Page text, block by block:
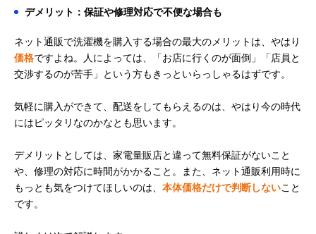
デメリット：保証や修理対応で不便な場合も
ネット通販で洗濯機を購入する場合の最大のメリットは、やはり
価格ですよね。人によっては、「お店に行くのが面倒」「店員と
交渉するのが苦手」という方もきっといらっしゃるはずです。
気軽に購入ができて、配送をしてもらえるのは、やはり今の時代
にはピッタリなのかなとも思います。
デメリットとしては、家電量販店と違って無料保証がないこと
や、修理の対応に時間がかかること。また、ネット通販利用時に
もっとも気をつけてほしいのは、 本体価格だけで判断しないこと
です。